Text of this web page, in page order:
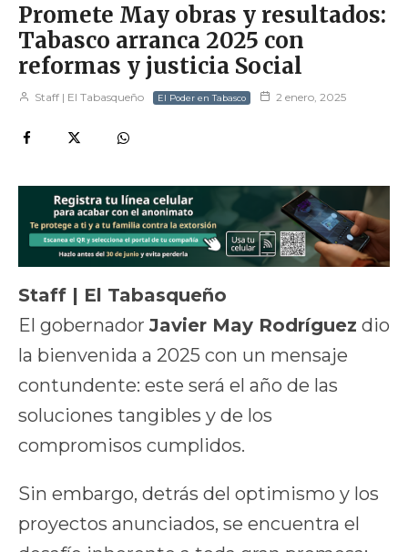
Promete May obras y resultados:
Tabasco arranca 2025 con
reformas y justicia Social
Staff | El Tabasqueño El Poder en Tabasco 2 enero, 2025
Staff | El Tabasqueño
El gobernador Javier May Rodríguez dio
la bienvenida a 2025 con un mensaje
contundente: este será el año de las
soluciones tangibles y de los
compromisos cumplidos.
Sin embargo, detrás del optimismo y los
proyectos anunciados, se encuentra el